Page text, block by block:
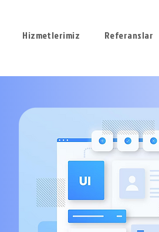
Hizmetlerimiz Referanslar